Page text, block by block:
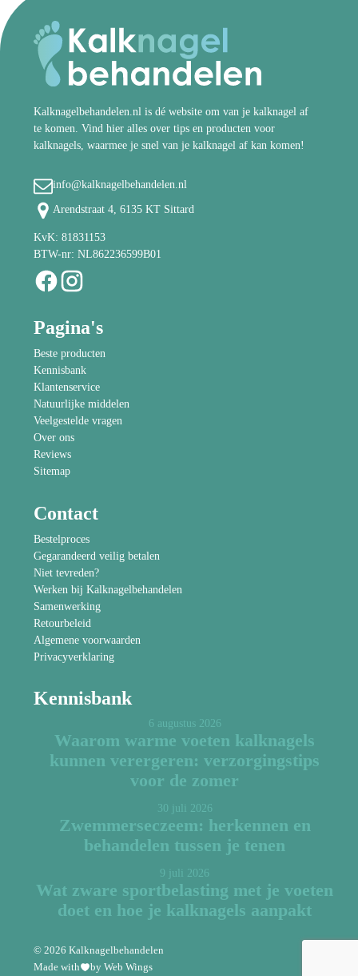
Kalknagelbehandelen.nl is dé website om van je kalknagel af
te komen. Vind hier alles over tips en producten voor
kalknagels, waarmee je snel van je kalknagel af kan komen!
info@kalknagelbehandelen.nl
Arendstraat 4, 6135 KT Sittard
KvK: 81831153
BTW-nr: NL862236599B01
Pagina's
Beste producten
Kennisbank
Klantenservice
Natuurlijke middelen
Veelgestelde vragen
Over ons
Reviews
Sitemap
Contact
Bestelproces
Gegarandeerd veilig betalen
Niet tevreden?
Werken bij Kalknagelbehandelen
Samenwerking
Retourbeleid
Algemene voorwaarden
Privacyverklaring
Kennisbank
6 augustus 2026
Waarom warme voeten kalknagels
kunnen verergeren: verzorgingstips
voor de zomer
30 juli 2026
Zwemmerseczeem: herkennen en
behandelen tussen je tenen
9 juli 2026
Wat zware sportbelasting met je voeten
doet en hoe je kalknagels aanpakt
© 2026 Kalknagelbehandelen
Made with
by Web Wings